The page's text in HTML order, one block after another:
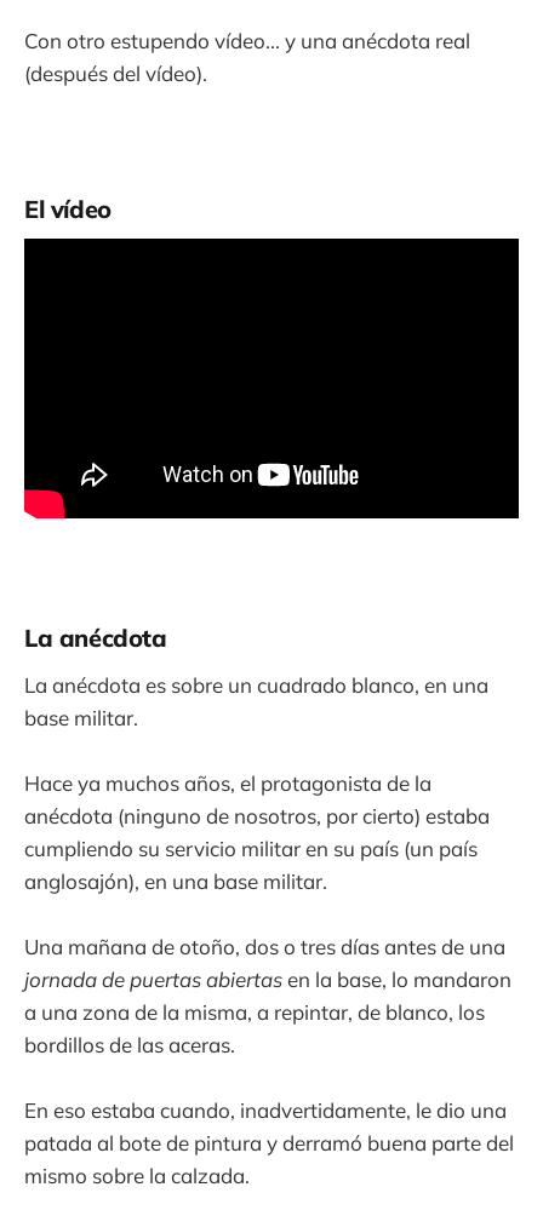
Con otro estupendo vídeo... y una anécdota real
(después del vídeo).
El vídeo
La anécdota
La anécdota es sobre un cuadrado blanco, en una
base militar.
Hace ya muchos años, el protagonista de la
anécdota (ninguno de nosotros, por cierto) estaba
cumpliendo su servicio militar en su país (un país
anglosajón), en una base militar.
Una mañana de otoño, dos o tres días antes de una
jornada de puertas abiertasen la base, lo mandaron
a una zona de la misma, a repintar, de blanco, los
bordillos de las aceras.
En eso estaba cuando, inadvertidamente, le dio una
patada al bote de pintura y derramó buena parte del
mismo sobre la calzada.